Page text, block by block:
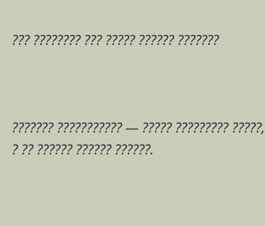
??? ???????? ??? ????? ?????? ???????
??????? ??????????? — ????? ????????? ?????,
? ?? ?????? ?????? ??????.